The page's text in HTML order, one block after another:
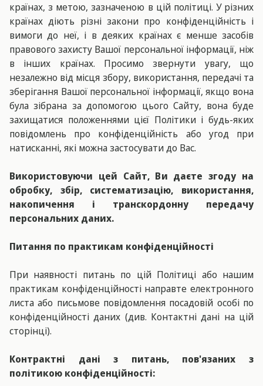
країнах, з метою, зазначеною в цій політиці. У різних
країнах діють різні закони про конфіденційність і
вимоги до неї, і в деяких країнах є менше засобів
правового захисту Вашої персональної інформації, ніж
в інших країнах. Просимо звернути увагу, що
незалежно від місця збору, використання, передачі та
зберігання Вашої персональної інформації, якщо вона
була зібрана за допомогою цього Сайту, вона буде
захищатися положеннями цієї Політики і будь-яких
повідомлень про конфіденційність або угод при
натисканні, які можна застосувати до Вас.
Використовуючи цей Сайт, Ви даєте згоду на
обробку, збір, систематизацію, використання,
накопичення і транскордонну передачу
персональних даних.
Питання по практикам конфіденційності
При наявності питань по цій Політиці або нашим
практикам конфіденційності направте електронного
листа або письмове повідомлення посадовій особі по
конфіденційності даних (див. Контактні дані на цій
сторінці).
Контрактні дані з питань, пов'язаних з
політикою конфіденційності: